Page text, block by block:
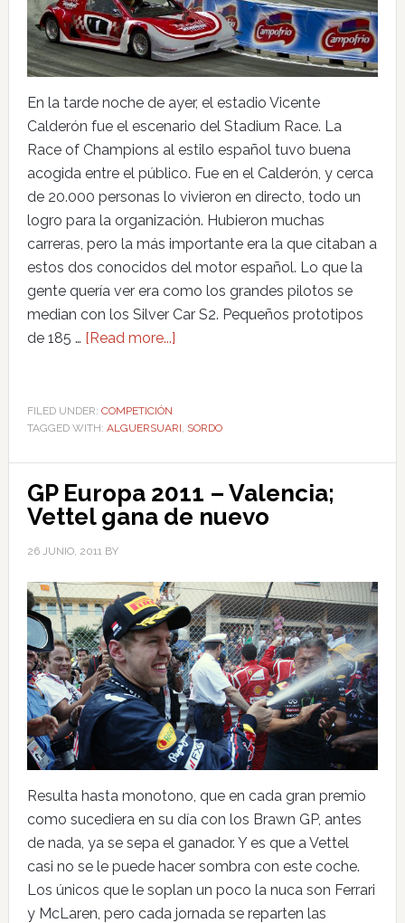
En la tarde noche de ayer, el estadio Vicente
Calderón fue el escenario del Stadium Race. La
Race of Champions al estilo español tuvo buena
acogida entre el público. Fue en el Calderón, y cerca
de 20.000 personas lo vivieron en directo, todo un
logro para la organización. Hubieron muchas
carreras, pero la más importante era la que citaban a
estos dos conocidos del motor español. Lo que la
gente quería ver era como los grandes pilotos se
median con los Silver Car S2. Pequeños prototipos
de 185 … [Read more...]
FILED UNDER: COMPETICIÓN
TAGGED WITH: ALGUERSUARI, SORDO
GP Europa 2011 – Valencia;
Vettel gana de nuevo
26 JUNIO, 2011BY
Resulta hasta monotono, que en cada gran premio
como sucediera en su día con los Brawn GP, antes
de nada, ya se sepa el ganador. Y es que a Vettel
casi no se le puede hacer sombra con este coche.
Los únicos que le soplan un poco la nuca son Ferrari
y McLaren, pero cada jornada se reparten las